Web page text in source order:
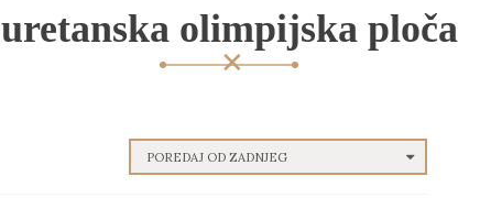
uretanska olimpijska ploča